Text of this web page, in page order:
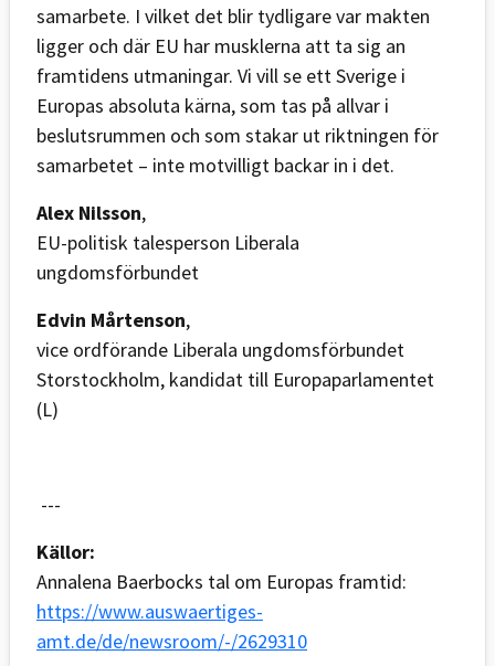
samarbete. I vilket det blir tydligare var makten
ligger och där EU har musklerna att ta sig an
framtidens utmaningar. Vi vill se ett Sverige i
Europas absoluta kärna, som tas på allvar i
beslutsrummen och som stakar ut riktningen för
samarbetet – inte motvilligt backar in i det.
Alex Nilsson,
EU-politisk talesperson Liberala
ungdomsförbundet
Edvin Mårtenson,
vice ordförande Liberala ungdomsförbundet
Storstockholm, kandidat till Europaparlamentet
(L)
---
Källor:
Annalena Baerbocks tal om Europas framtid:
https://www.auswaertiges-
amt.de/de/newsroom/-/2629310